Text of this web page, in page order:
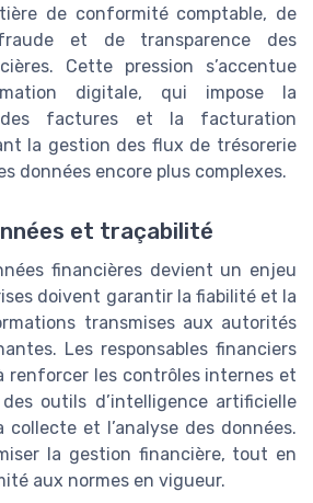
de conformité comptable, de
et de transparence des
Cette pression s’accentue
digitale, qui impose la
des factures et la facturation
la gestion des flux de trésorerie
données encore plus complexes.
et traçabilité
financières devient un enjeu
doivent garantir la fiabilité et la
transmises aux autorités
Les responsables financiers
renforcer les contrôles internes et
outils d’intelligence artificielle
et l’analyse des données.
la gestion financière, tout en
aux normes en vigueur.